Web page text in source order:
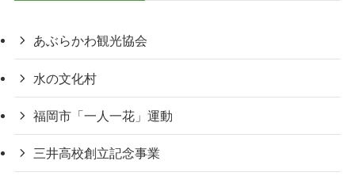
あぶらかわ観光協会
水の文化村
福岡市「一人一花」運動
三井高校創立記念事業